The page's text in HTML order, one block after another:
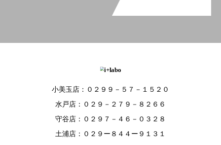
小美玉店：０２９９－５７－１５２０
水戸店：０２９－２７９－８２６６
守谷店：０２９７－４６－０３２８
土浦店：０２９ー８４４ー９１３１